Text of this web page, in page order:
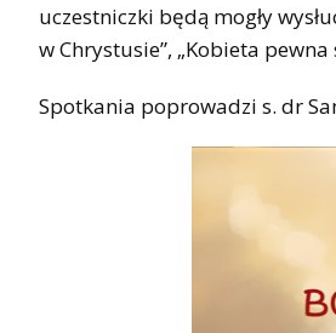
uczestniczki będą mogły
w Chrystusie”, „Kobieta
Spotkania poprowadzi s. dr